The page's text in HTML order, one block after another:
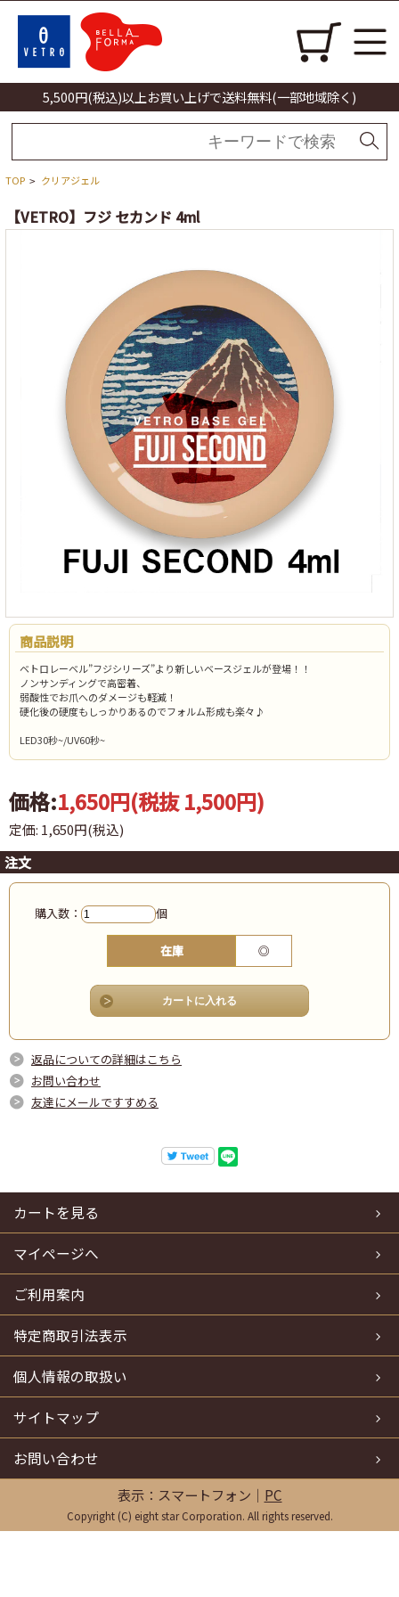
5,500円(税込)以上お買い上げで送料無料(一部地域除く)
TOP > クリアジェル
【VETRO】フジ セカンド 4ml
商品説明
ベトロレーベル”フジシリーズ”より新しいベースジェルが登場！！
ノンサンディングで高密着、
弱酸性でお爪へのダメージも軽減！
硬化後の硬度もしっかりあるのでフォルム形成も楽々♪
LED30秒~/UV60秒~
価格:1,650円(税抜 1,500円)
定価: 1,650円(税込)
注文
購入数： 個
在庫 ◎
返品についての詳細はこちら
お問い合わせ
友達にメールですすめる
カートを見る
マイページへ
ご利用案内
特定商取引法表示
個人情報の取扱い
サイトマップ
お問い合わせ
表示：スマートフォン｜ PC
Copyright (C) eight star Corporation. All rights reserved.